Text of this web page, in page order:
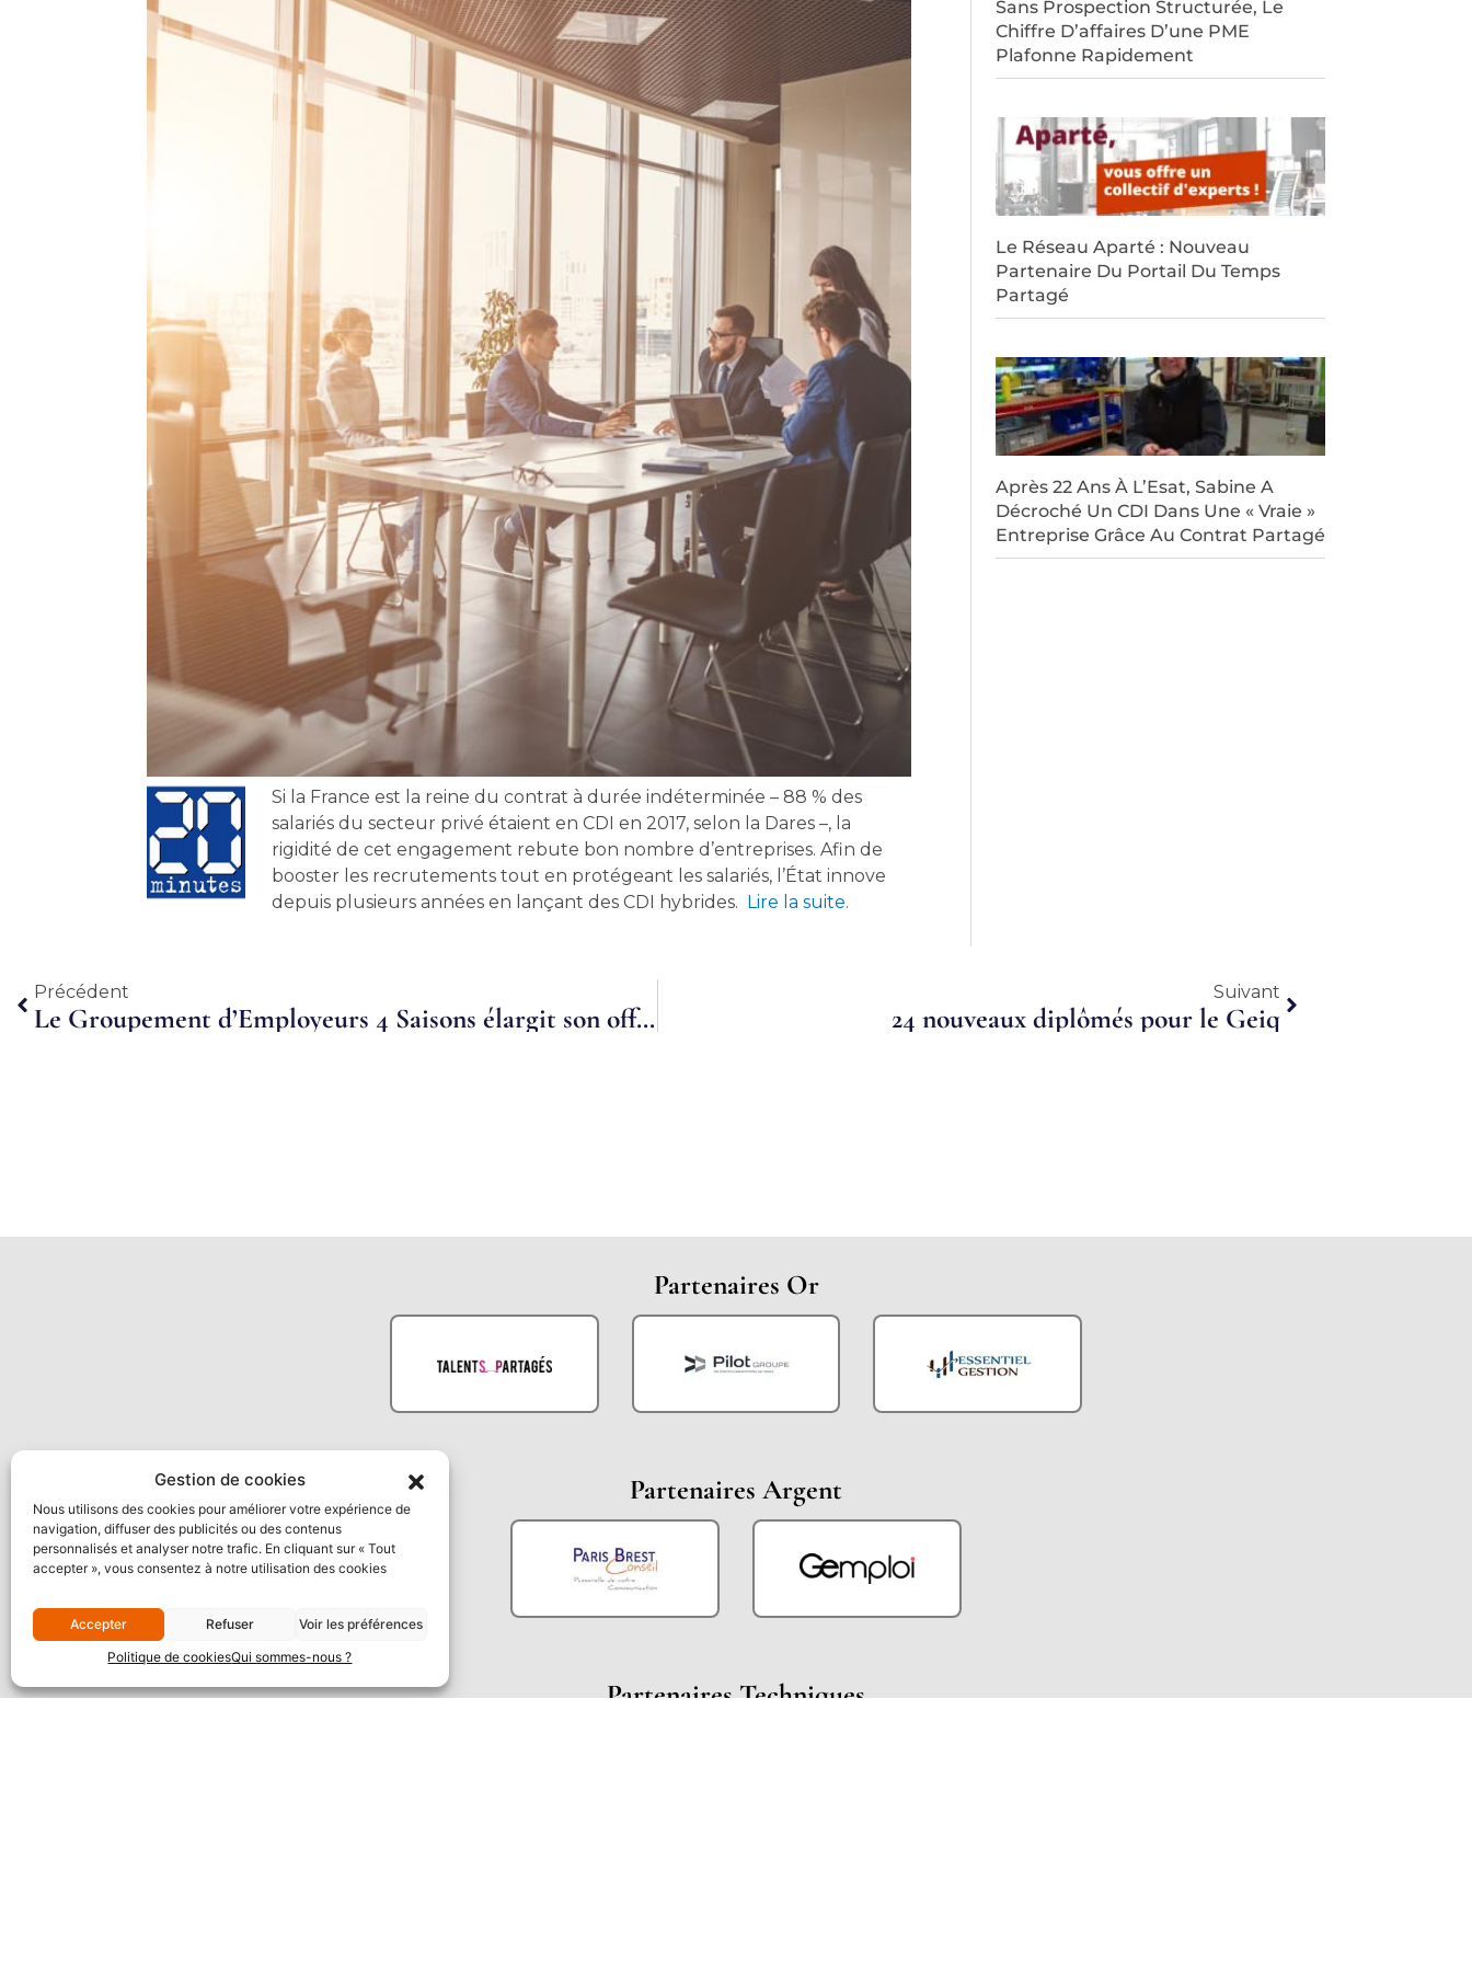
Gestion de cookies
Nous utilisons des cookies pour améliorer votre expérience de
navigation, diffuser des publicités ou des contenus
personnalisés et analyser notre trafic. En cliquant sur « Tout
accepter », vous consentez à notre utilisation des cookies
Accepter Refuser
Voir les préférences
Politique de cookiesQui sommes-nous ?
Si la France est la reine du contrat à durée indéterminée – 88 % des
salariés du secteur privé étaient en CDI en 2017, selon la Dares –, la
rigidité de cet engagement rebute bon nombre d’entreprises. Afin de
booster les recrutements tout en protégeant les salariés, l’État innove
depuis plusieurs années en lançant des CDI hybrides. Lire la suite.
Sans Prospection Structurée, Le
Chiffre D’affaires D’une PME
Plafonne Rapidement
Le Réseau Aparté : Nouveau
Partenaire Du Portail Du Temps
Partagé
Après 22 Ans À L’Esat, Sabine A
Décroché Un CDI Dans Une « Vraie »
Entreprise Grâce Au Contrat Partagé
Précédent
Précédent
Le Groupement d’Employeurs 4 Saisons élargit son offre de service
Suivant
24 nouveaux diplômés pour le Geiq
Partenaires Or
Partenaires Argent
Partenaires Techniques